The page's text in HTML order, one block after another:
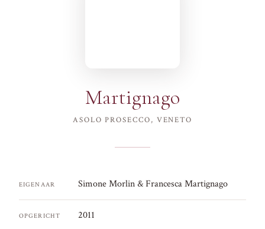
Martignago
ASOLO PROSECCO, VENETO
EIGENAAR Simone Morlin & Francesca Martignago
OPGERICHT 2011